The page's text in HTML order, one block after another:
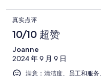
piscina ligada a sauna
真实点评
10/10 超赞
Joanne
2024 年 9 月 9 日
满意：清洁度、员工和服